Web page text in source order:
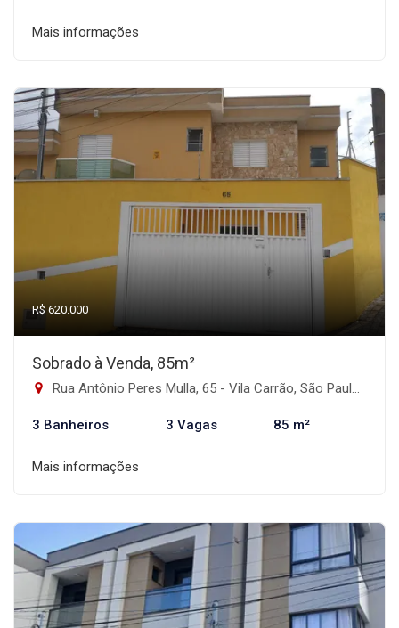
Mais informações
R$ 620.000
Sobrado à Venda, 85m²
Rua Antônio Peres Mulla, 65 - Vila Carrão, São Paulo-SP
3 Banheiros 3 Vagas 85 m²
Mais informações